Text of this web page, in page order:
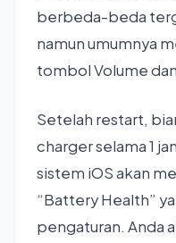
berbeda-beda
namun umumnya
tombol Volume
Setelah restart,
charger selama 1
sistem iOS akan
“Battery Health”
pengaturan. Anda